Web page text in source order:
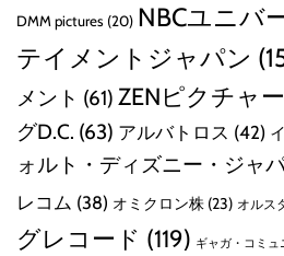
DMM pictures (20) NBCユニバ
テイメントジャパン
メント (61) ZENピクチャ
グD.C. (63) アルバトロス (42)
ォルト・ディズニー・ジャ
レコム (38) オミクロン株 (23) オルス
グレコード (119) ギャガ・コミ